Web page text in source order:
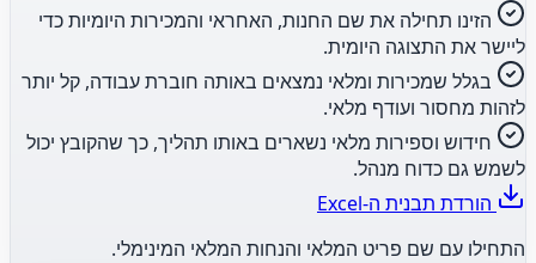
הזינו תחילה את שם החנות, האחראי והמכירות היומיות כדי
ליישר את התצוגה היומית.
בגלל שמכירות ומלאי נמצאים באותה חוברת עבודה, קל יותר
לזהות מחסור ועודף מלאי.
חידוש וספירות מלאי נשארים באותו תהליך, כך שהקובץ יכול
לשמש גם כדוח מנהל.
הורדת תבנית ה-Excel
התחילו עם שם פריט המלאי והנחות המלאי המינימלי.